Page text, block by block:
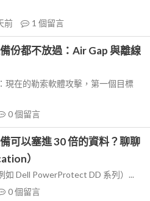
前 1 個留言
份都不放過：Air Gap 與離線
現在的勒索軟體攻擊，第一個目標
0個留言
可以塞進 30 倍的資料？聊聊
）
如 Dell PowerProtect DD 系列）...
0個留言